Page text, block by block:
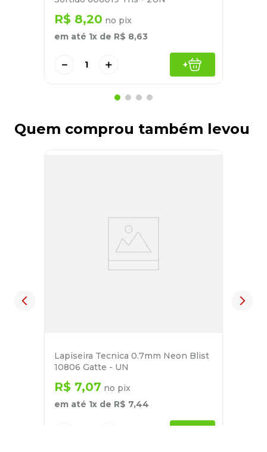
R$ 8,20 no pix
em até 1x de R$ 8,63
＋
－ +
Quem comprou também levou
Lapiseira Tecnica 0.7mm Neon Blist
10806 Gatte - UN
R$ 7,07 no pix
em até 1x de R$ 7,44